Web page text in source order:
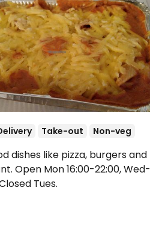
Take-out Non-veg
dishes like pizza, burgers and
Open Mon 16:00-22:00, Wed-
Tues.